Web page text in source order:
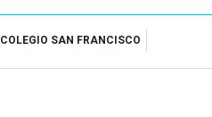
COLEGIO SAN FRANCISCO